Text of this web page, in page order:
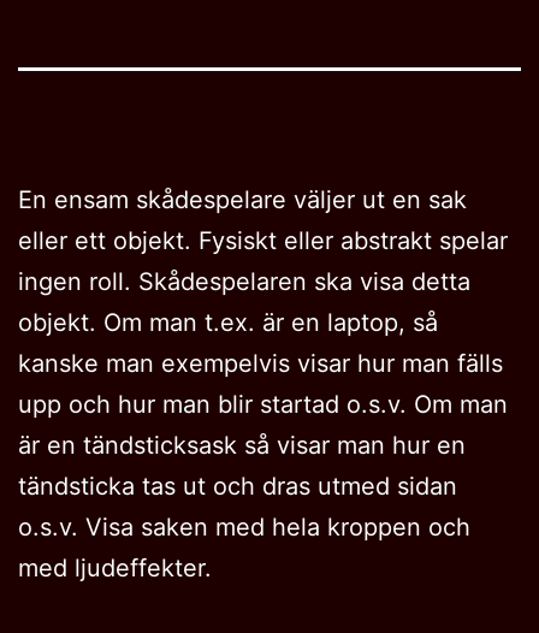
En ensam skådespelare väljer ut en sak
eller ett objekt. Fysiskt eller abstrakt spelar
ingen roll. Skådespelaren ska visa detta
objekt. Om man t.ex. är en laptop, så
kanske man exempelvis visar hur man fälls
upp och hur man blir startad o.s.v. Om man
är en tändsticksask så visar man hur en
tändsticka tas ut och dras utmed sidan
o.s.v. Visa saken med hela kroppen och
med ljudeffekter.